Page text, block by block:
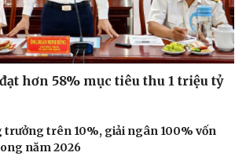
hơn 58% mục tiêu thu 1 triệu tỷ
trưởng trên 10%, giải ngân 100% vốn
năm 2026